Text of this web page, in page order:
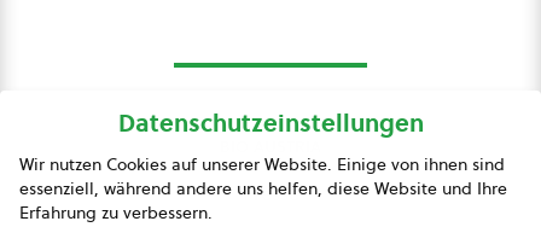
Presse
Datenschutzeinstellungen
Wir nutzen Cookies auf unserer Website. Einige von ihnen sind
essenziell, während andere uns helfen, diese Website und Ihre
Erfahrung zu verbessern.